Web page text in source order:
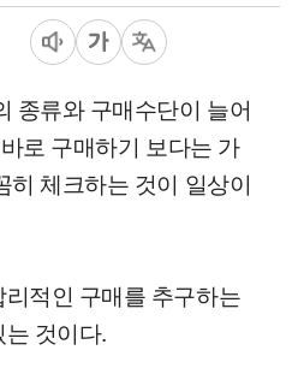
종류와 구매수단이 늘어
로 구매하기 보다는 가
히 체크하는 것이 일상이
적인 구매를 추구하는
것이다.